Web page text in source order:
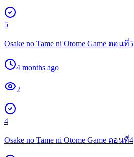
5
Osake no Tame ni Otome Game ตอนที่5
4 months ago
2
4
Osake no Tame ni Otome Game ตอนที่4